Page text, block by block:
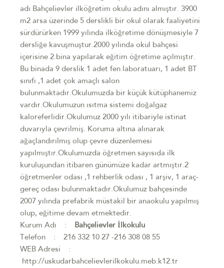
adı Bahçelievler ilköğretim okulu adını almıştır. 3900
m2 arsa üzerinde 5 derslikli bir okul olarak faaliyetini
sürdürürken 1999 yılında ilköğretime dönüşmesiyle 7
dersliğe kavuşmuştur.2000 yılında okul bahçesi
içerisine 2.bina yapılarak eğitim öğretime açılmıştır.
Bu binada 9 derslik 1 adet fen laboratuarı, 1 adet BT
sınıfı ,1 adet çok amaçlı salon
bulunmaktadır.Okulumuzda bir küçük kütüphanemiz
vardır.Okulumuzun ısıtma sistemi doğalgaz
kaloreferlidir.Okulumuz 2000 yılı itibariyle istinat
duvarıyla çevrilmiş. Koruma altına alınarak
ağaçlandırılmış olup çevre düzenlemesi
yapılmıştır.Okulumuzda öğretmen sayısıda ilk
kuruluşundan itibaren günümüze kadar artmıştır.2
öğretmenler odası ,1 rehberlik odası , 1 arşiv, 1 araç-
gereç odası bulunmaktadır.Okulumuz bahçesinde
2007 yılında prefabrik müstakil bir anaokulu yapılmış
olup, eğitime devam etmektedir.
Kurum Adı :
Bahçelievler İlkokulu
Telefon : 216 332 10 27 -216 308 08 55
WEB Adresi :
http://uskudarbahcelievlerilkokulu.meb.k12.tr